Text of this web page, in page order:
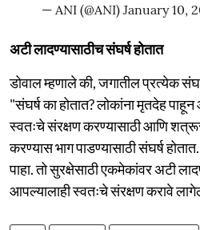
— ANI (@ANI) January 10,
अटी लादण्यासाठीच संघर्ष होतात
डोवाल म्हणाले की, जगातील प्रत्येक
"संघर्ष का होतात? लोकांना मृतदेह
स्वतःचे संरक्षण करण्यासाठी आणि
करण्यास भाग पाडण्यासाठी संघर्ष
पाहा. तो सुरक्षेसाठी एकमेकांवर अटी
आपल्यालाही स्वतःचे संरक्षण करावे